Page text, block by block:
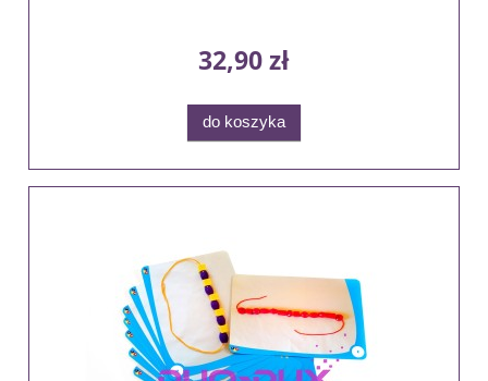
32,90 zł
do koszyka